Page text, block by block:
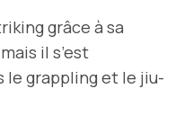
grâce à sa
il s’est
le grappling et le jiu-